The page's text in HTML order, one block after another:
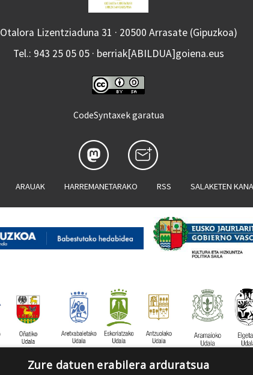
Otalora Lizentziaduna 31 · 20500 Arrasate (Gipuzkoa)
Tel.: 943 25 05 05 · berriak[ABILDUA]goiena.eus
CodeSyntaxek garatua
ARAUAK HARREMANETARAKO RSS SALAKETEN
Zure datuen erabilera arduratsua